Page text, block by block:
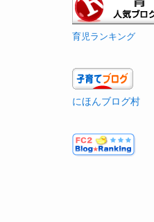
育児ランキング
にほんブログ村